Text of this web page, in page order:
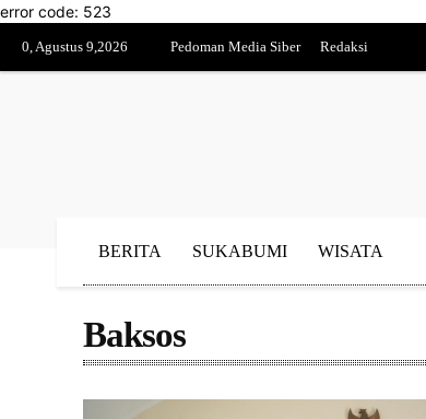
error code: 523
0, Agustus 9,2026 Pedoman Media Siber Redaksi
BERITA SUKABUMI WISATA
Baksos